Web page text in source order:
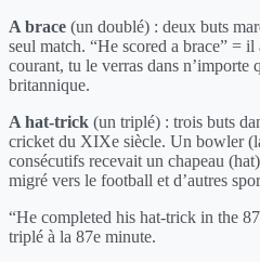
A brace (un doublé) : deux buts
seul match. “He scored a brace” =
courant, tu le verras dans n’importe
britannique.
A hat-trick (un triplé) : trois buts
cricket du XIXe siècle. Un bowler
consécutifs recevait un chapeau
migré vers le football et d’autres
“He completed his hat-trick in the
triplé à la 87e minute.